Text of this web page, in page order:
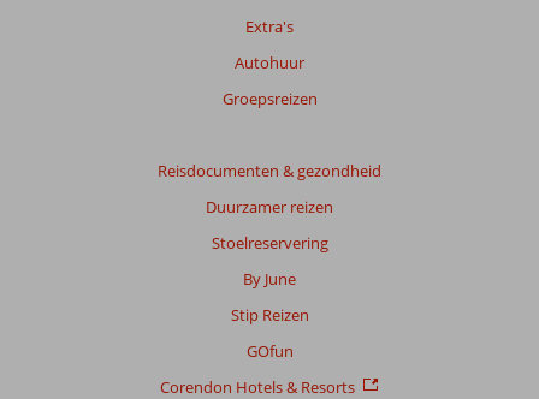
Extra's
Autohuur
Groepsreizen
Reisdocumenten & gezondheid
Duurzamer reizen
Stoelreservering
By June
Stip Reizen
GOfun
Corendon Hotels & Resorts